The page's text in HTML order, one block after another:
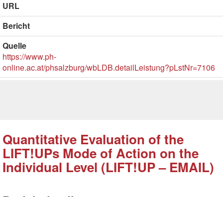
URL
Bericht
Quelle
https://www.ph-
online.ac.at/phsalzburg/wbLDB.detailLeistung?pLstNr=7106
Quantitative Evaluation of the
LIFT!UPs Mode of Action on the
Individual Level (LIFT!UP – EMAIL)